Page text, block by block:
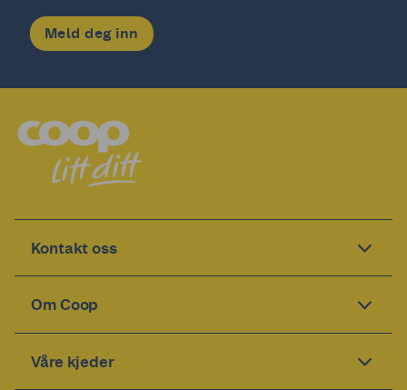
Meld deg inn
Kontakt oss
Om Coop
Våre kjeder